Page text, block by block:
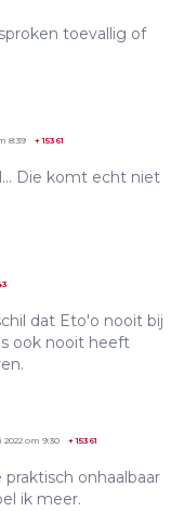
toevallig of
8:39 +15361
Die komt echt niet
dat Eto'o nooit bij
ook nooit heeft
2022 om 9:30 +15361
onhaalbaar
ik meer.